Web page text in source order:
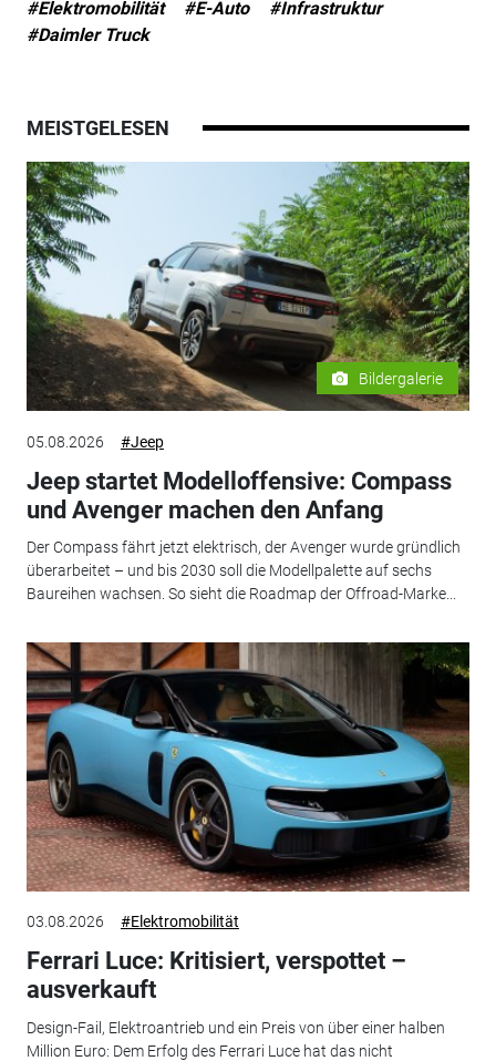
#Elektromobilität #E-Auto
#Infrastruktur
#Daimler Truck
MEISTGELESEN
Bildergalerie
05.08.2026 #Jeep
Jeep startet Modelloffensive: Compass
und Avenger machen den Anfang
Der Compass fährt jetzt elektrisch, der Avenger wurde gründlich
überarbeitet – und bis 2030 soll die Modellpalette auf sechs
Baureihen wachsen. So sieht die Roadmap der Offroad-Marke...
03.08.2026 #Elektromobilität
Ferrari Luce: Kritisiert, verspottet –
ausverkauft
Design-Fail, Elektroantrieb und ein Preis von über einer halben
Million Euro: Dem Erfolg des Ferrari Luce hat das nicht